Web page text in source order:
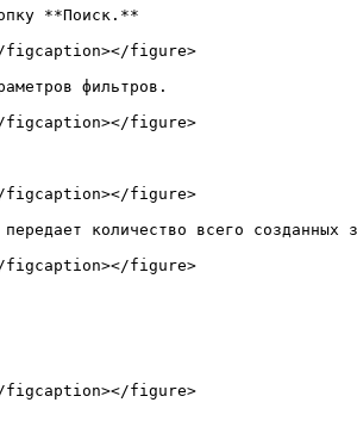
**Поиск.**
figcaption></figure>
фильтров.
figcaption></figure>
figcaption></figure>
количество всего созданных
figcaption></figure>